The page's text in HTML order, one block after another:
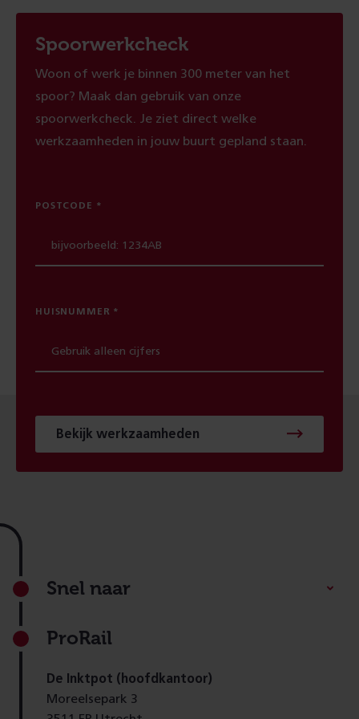
Spoorwerkcheck
Woon of werk je binnen 300 meter van het
spoor? Maak dan gebruik van onze
spoorwerkcheck. Je ziet direct welke
werkzaamheden in jouw buurt gepland staan.
POSTCODE
HUISNUMMER
Bekijk werkzaamheden
Footer
Snel naar
ProRail
De Inktpot (hoofdkantoor)
Moreelsepark 3